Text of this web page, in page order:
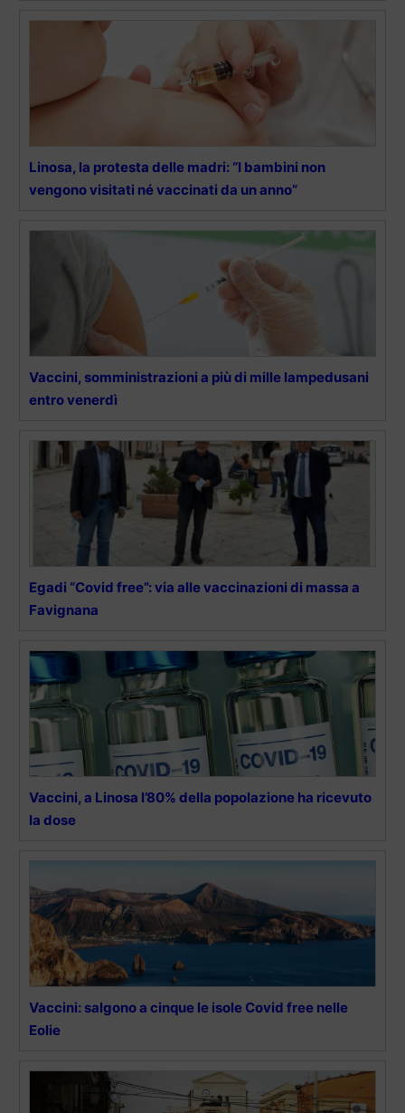
Linosa, la protesta delle madri: “I bambini non
vengono visitati né vaccinati da un anno”
Vaccini, somministrazioni a più di mille lampedusani
entro venerdì
Egadi “Covid free”: via alle vaccinazioni di massa a
Favignana
Vaccini, a Linosa l’80% della popolazione ha ricevuto
la dose
Vaccini: salgono a cinque le isole Covid free nelle
Eolie